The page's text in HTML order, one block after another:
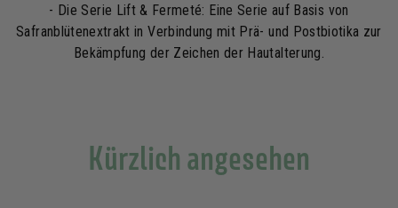
- Die Serie Lift & Fermeté: Eine Serie auf Basis von
Safranblütenextrakt in Verbindung mit Prä- und Postbiotika zur
Bekämpfung der Zeichen der Hautalterung.
Kürzlich angesehen